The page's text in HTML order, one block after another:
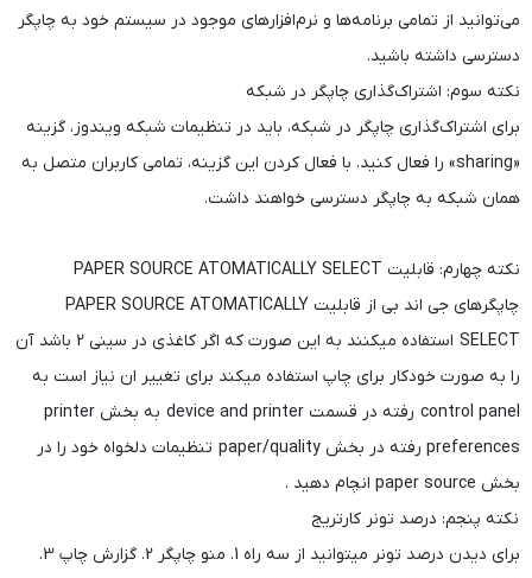
می‌توانید از تمامی برنامه‌ها و نرم‌افزارهای موجود در سیستم خود به چاپگر
دسترسی داشته باشید.
نکته سوم: اشتراک‌گذاری چاپگر در شبکه
برای اشتراک‌گذاری چاپگر در شبکه، باید در تنظیمات شبکه ویندوز، گزینه
«sharing» را فعال کنید. با فعال کردن این گزینه، تمامی کاربران متصل به
همان شبکه به چاپگر دسترسی خواهند داشت.
نکته چهارم: قابلیت PAPER SOURCE ATOMATICALLY SELECT
چاپگرهای جی اند بی از قابلیت PAPER SOURCE ATOMATICALLY
SELECT استفاده میکنند به این صورت که اگر کاغذی در سینی 2 باشد آن
را به صورت خودکار برای چاپ استفاده میکند برای تغییر ان نیاز است به
control panel رفته در قسمت device and printer به بخش printer
preferences رفته در بخش paper/quality تنظیمات دلخواه خود را در
بخش paper source انچام دهید .
نکته پنجم: درصد تونر کارتریج
برای دیدن درصد تونر میتوانید از سه راه 1. منو چاپگر 2. گزارش چاپ 3.